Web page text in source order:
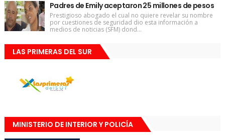
Padres de Emily aceptaron 25 millones de pesos
Prestigioso abogado el cual no quiere revelar su nombre
por cuestiones de seguridad dio esta información a
medios de noticias (SFM) dond...
LAS PRIMERAS DEL SUR
MINISTERIO DE INTERIOR Y POLICÍA